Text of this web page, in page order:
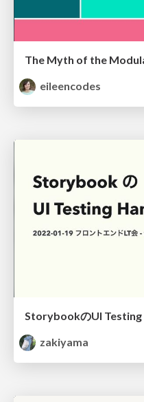
eileencodes
StorybookのUI
zakiyama